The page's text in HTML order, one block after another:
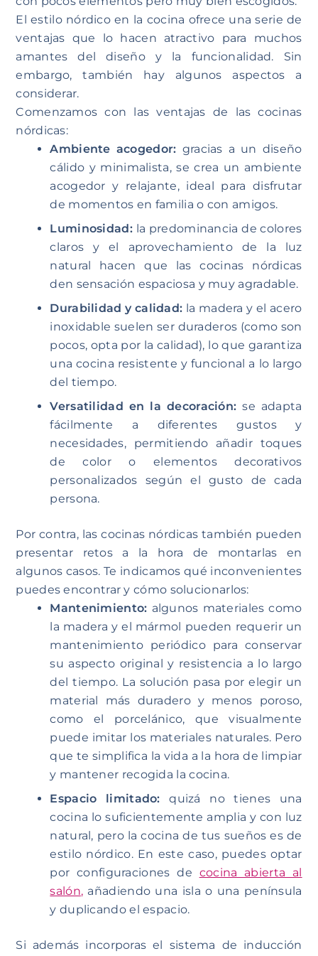
El estilo nórdico en la cocina ofrece una serie de
ventajas que lo hacen atractivo para muchos
amantes del diseño y la funcionalidad. Sin
embargo, también hay algunos aspectos a
considerar.
Comenzamos con las ventajas de las cocinas
nórdicas:
Ambiente acogedor: gracias a un diseño
cálido y minimalista, se crea un ambiente
acogedor y relajante, ideal para disfrutar
de momentos en familia o con amigos.
Luminosidad: la predominancia de colores
claros y el aprovechamiento de la luz
natural hacen que las cocinas nórdicas
den sensación espaciosa y muy agradable.
Durabilidad y calidad: la madera y el acero
inoxidable suelen ser duraderos (como son
pocos, opta por la calidad), lo que garantiza
una cocina resistente y funcional a lo largo
del tiempo.
Versatilidad en la decoración: se adapta
fácilmente a diferentes gustos y
necesidades, permitiendo añadir toques
de color o elementos decorativos
personalizados según el gusto de cada
persona.
Por contra, las cocinas nórdicas también pueden
presentar retos a la hora de montarlas en
algunos casos. Te indicamos qué inconvenientes
puedes encontrar y cómo solucionarlos:
Mantenimiento: algunos materiales como
la madera y el mármol pueden requerir un
mantenimiento periódico para conservar
su aspecto original y resistencia a lo largo
del tiempo. La solución pasa por elegir un
material más duradero y menos poroso,
como el porcelánico, que visualmente
puede imitar los materiales naturales. Pero
que te simplifica la vida a la hora de limpiar
y mantener recogida la cocina.
Espacio limitado:quizá no tienes una
cocina lo suficientemente amplia y con luz
natural, pero la cocina de tus sueños es de
estilo nórdico. En este caso, puedes optar
por configuraciones de cocina abierta al
salón, añadiendo una isla o una península
y duplicando el espacio.
Si además incorporas el sistema de inducción